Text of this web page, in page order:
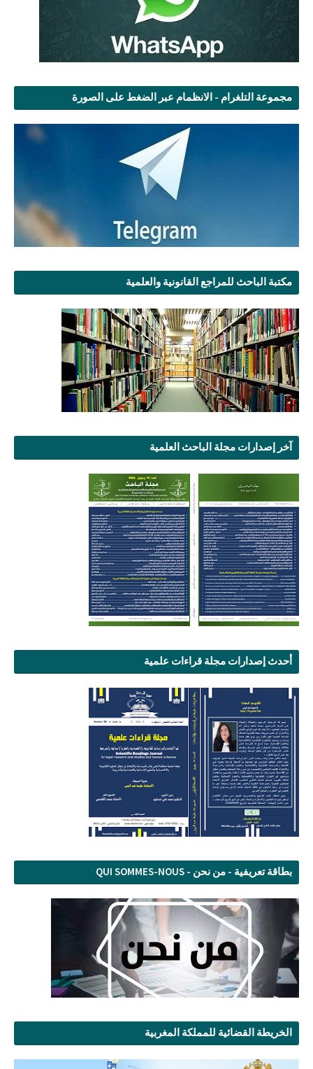
مجموعة التلغرام - الانظمام عبر الضغط على الصورة
مكتبة الباحث للمراجع القانونية والعلمية
آخر إصدارات مجلة الباحث العلمية
أحدث إصدارات مجلة قراءات علمية
بطاقة تعريفية - من نحن - QUI SOMMES-NOUS
الخريطة القضائية للمملكة المغربية